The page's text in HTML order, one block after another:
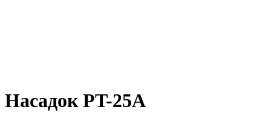
Насадок PT-25A